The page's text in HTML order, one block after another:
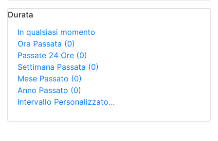
Durata
In qualsiasi momento
Ora Passata (0)
Passate 24 Ore (0)
Settimana Passata (0)
Mese Passato (0)
Anno Passato (0)
Intervallo Personalizzato…